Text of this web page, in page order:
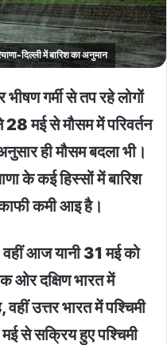
दिल्ली में बारिश का अनुमान
गर्मी से तप रहे लोगों
28 मई से मौसम में परिवर्तन
ही मौसम बदला भी।
के कई हिस्सों में बारिश
कमी आइ है।
आज यानी 31 मई को
ओर दक्षिण भारत में
उत्तर भारत में पश्चिमी
मई से सक्रिय हुए पश्चिमी